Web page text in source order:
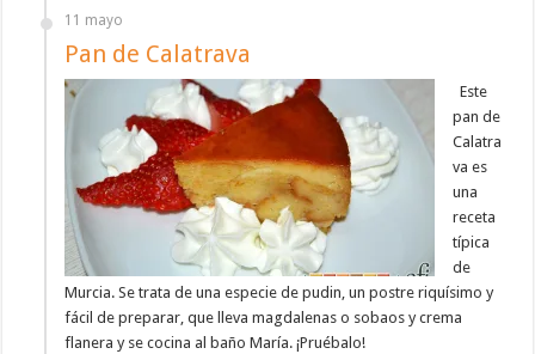
11 mayo
Pan de Calatrava
Este
pan de
Calatra
va es
una
receta
típica
de
Murcia. Se trata de una especie de pudin, un postre riquísimo y
fácil de preparar, que lleva magdalenas o sobaos y crema
flanera y se cocina al baño María. ¡Pruébalo!